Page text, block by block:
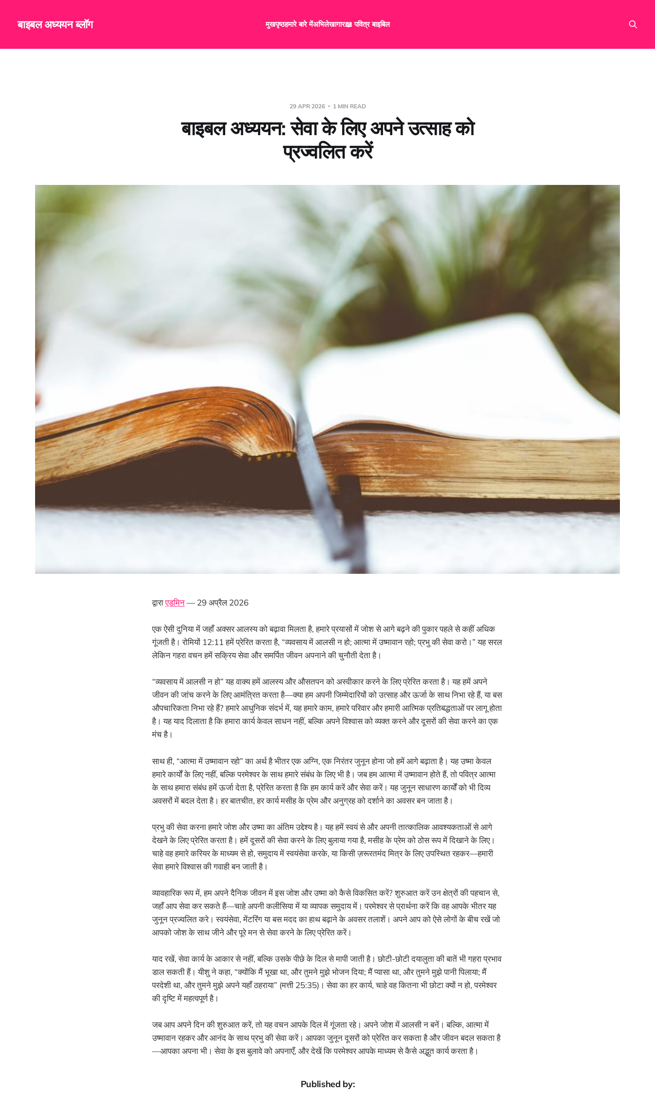
बाइबल अध्ययन ब्लॉग मुखपृष्ठहमारे बारे मेंअभिलेखागार📖 पवित्र बाइबिल
29 APR 2026 1 MIN READ
बाइबल अध्ययन: सेवा के लिए अपने उत्साह को
प्रज्वलित करें
द्वाराएडमिन— 29 अप्रैल 2026
एक ऐसी दुनिया में जहाँ अक्सर आलस्य को बढ़ावा मिलता है, हमारे प्रयासों में जोश से आगे बढ़ने की पुकार पहले से कहीं अधिक
गूंजती है। रोमियों 12:11 हमें प्रेरित करता है, “व्यवसाय में आलसी न हो; आत्मा में उष्मावान रहो; प्रभु की सेवा करो।” यह सरल
लेकिन गहरा वचन हमें सक्रिय सेवा और समर्पित जीवन अपनाने की चुनौती देता है।
“व्यवसाय में आलसी न हो” यह वाक्य हमें आलस्य और औसतपन को अस्वीकार करने के लिए प्रेरित करता है। यह हमें अपने
जीवन की जांच करने के लिए आमंत्रित करता है—क्या हम अपनी जिम्मेदारियों को उत्साह और ऊर्जा के साथ निभा रहे हैं, या बस
औपचारिकता निभा रहे हैं? हमारे आधुनिक संदर्भ में, यह हमारे काम, हमारे परिवार और हमारी आत्मिक प्रतिबद्धताओं पर लागू होता
है। यह याद दिलाता है कि हमारा कार्य केवल साधन नहीं, बल्कि अपने विश्वास को व्यक्त करने और दूसरों की सेवा करने का एक
मंच है।
साथ ही, “आत्मा में उष्मावान रहो” का अर्थ है भीतर एक अग्नि, एक निरंतर जुनून होना जो हमें आगे बढ़ाता है। यह उष्मा केवल
हमारे कार्यों के लिए नहीं, बल्कि परमेश्वर के साथ हमारे संबंध के लिए भी है। जब हम आत्मा में उष्मावान होते हैं, तो पवित्र आत्मा
के साथ हमारा संबंध हमें ऊर्जा देता है, प्रेरित करता है कि हम कार्य करें और सेवा करें। यह जुनून साधारण कार्यों को भी दिव्य
अवसरों में बदल देता है। हर बातचीत, हर कार्य मसीह के प्रेम और अनुग्रह को दर्शाने का अवसर बन जाता है।
प्रभु की सेवा करना हमारे जोश और उष्मा का अंतिम उद्देश्य है। यह हमें स्वयं से और अपनी तात्कालिक आवश्यकताओं से आगे
देखने के लिए प्रेरित करता है। हमें दूसरों की सेवा करने के लिए बुलाया गया है, मसीह के प्रेम को ठोस रूप में दिखाने के लिए।
चाहे वह हमारे करियर के माध्यम से हो, समुदाय में स्वयंसेवा करके, या किसी ज़रूरतमंद मित्र के लिए उपस्थित रहकर—हमारी
सेवा हमारे विश्वास की गवाही बन जाती है।
व्यावहारिक रूप में, हम अपने दैनिक जीवन में इस जोश और उष्मा को कैसे विकसित करें? शुरुआत करें उन क्षेत्रों की पहचान से,
जहाँ आप सेवा कर सकते हैं—चाहे अपनी कलीसिया में या व्यापक समुदाय में। परमेश्वर से प्रार्थना करें कि वह आपके भीतर यह
जुनून प्रज्वलित करे। स्वयंसेवा, मेंटरिंग या बस मदद का हाथ बढ़ाने के अवसर तलाशें। अपने आप को ऐसे लोगों के बीच रखें जो
आपको जोश के साथ जीने और पूरे मन से सेवा करने के लिए प्रेरित करें।
याद रखें, सेवा कार्य के आकार से नहीं, बल्कि उसके पीछे के दिल से मापी जाती है। छोटी-छोटी दयालुता की बातें भी गहरा प्रभाव
डाल सकती हैं। यीशु ने कहा, “क्योंकि मैं भूखा था, और तुमने मुझे भोजन दिया; मैं प्यासा था, और तुमने मुझे पानी पिलाया; मैं
परदेशी था, और तुमने मुझे अपने यहाँ ठहराया” (मत्ती 25:35)। सेवा का हर कार्य, चाहे वह कितना भी छोटा क्यों न हो, परमेश्वर
की दृष्टि में महत्वपूर्ण है।
जब आप अपने दिन की शुरुआत करें, तो यह वचन आपके दिल में गूंजता रहे। अपने जोश में आलसी न बनें। बल्कि, आत्मा में
उष्मावान रहकर और आनंद के साथ प्रभु की सेवा करें। आपका जुनून दूसरों को प्रेरित कर सकता है और जीवन बदल सकता है
—आपका अपना भी। सेवा के इस बुलावे को अपनाएँ, और देखें कि परमेश्वर आपके माध्यम से कैसे अद्भुत कार्य करता है।
Published by: